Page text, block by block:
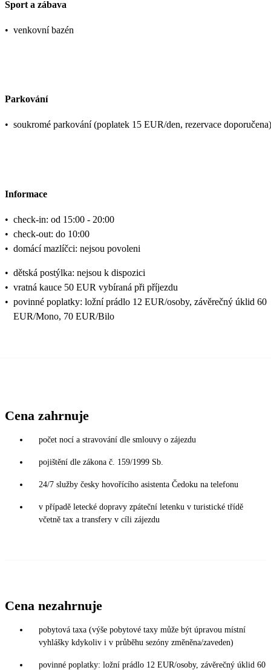
Sport a zábava
• venkovní bazén
Parkování
• soukromé parkování (poplatek 15 EUR/den, rezervace doporučena)
Informace
• check-in: od 15:00 - 20:00
• check-out: do 10:00
• domácí mazlíčci: nejsou povoleni
• dětská postýlka: nejsou k dispozici
• vratná kauce 50 EUR vybíraná při příjezdu
• povinné poplatky: ložní prádlo 12 EUR/osoby, závěrečný úklid 60
EUR/Mono, 70 EUR/Bilo
Cena zahrnuje
počet nocí a stravování dle smlouvy o zájezdu
pojištění dle zákona č. 159/1999 Sb.
24/7 služby česky hovořícího asistenta Čedoku na telefonu
v případě letecké dopravy zpáteční letenku v turistické třídě
včetně tax a transfery v cíli zájezdu
Cena nezahrnuje
pobytová taxa (výše pobytové taxy může být úpravou místní
vyhlášky kdykoliv i v průběhu sezóny změněna/zaveden)
povinné poplatky: ložní prádlo 12 EUR/osoby, závěrečný úklid 60